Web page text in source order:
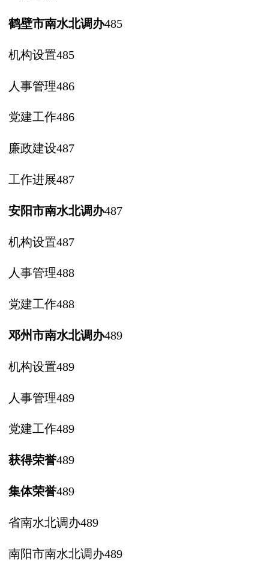
鹤壁市南水北调办485
机构设置485
人事管理486
党建工作486
廉政建设487
工作进展487
安阳市南水北调办487
机构设置487
人事管理488
党建工作488
邓州市南水北调办489
机构设置489
人事管理489
党建工作489
获得荣誉489
集体荣誉489
省南水北调办489
南阳市南水北调办489